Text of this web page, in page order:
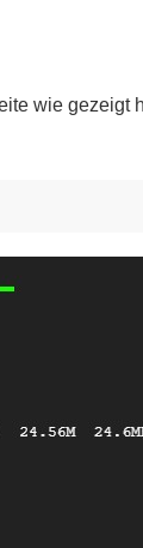
wie gezeigt